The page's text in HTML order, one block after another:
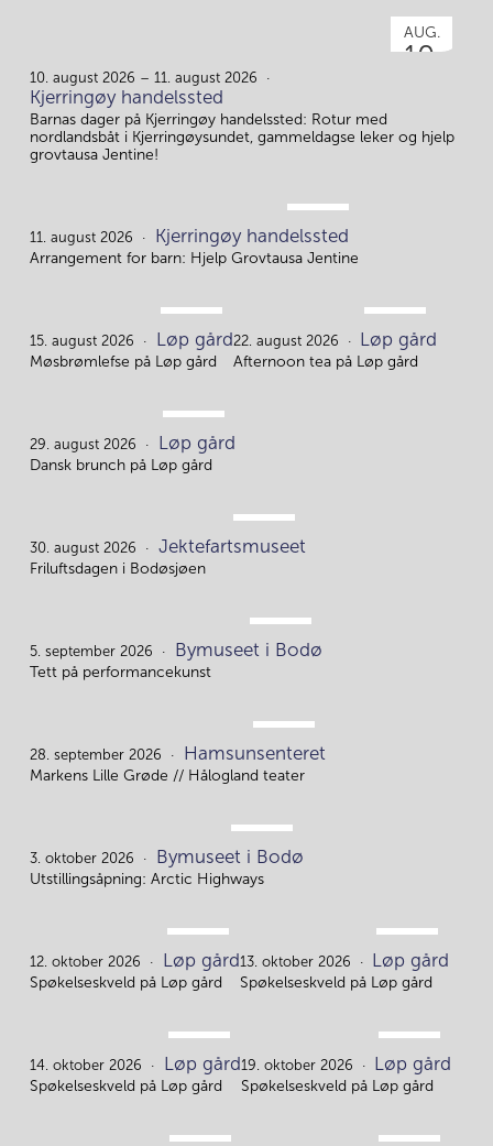
AUG.
10.
10. august 2026 – 11. august 2026
Kjerringøy handelssted
Barnas dager på Kjerringøy handelssted: Rotur med
nordlandsbåt i Kjerringøysundet, gammeldagse leker og hjelp
grovtausa Jentine!
11.
11. august 2026 Kjerringøy handelssted
Arrangement for barn: Hjelp Grovtausa Jentine
15.
15. august 2026 Løp gård
Møsbrømlefse på Løp gård
22.
22. august 2026 Løp gård
Afternoon tea på Løp gård
29.
29. august 2026 Løp gård
Dansk brunch på Løp gård
30.
30. august 2026 Jektefartsmuseet
Friluftsdagen i Bodøsjøen
5.
5. september 2026 Bymuseet i Bodø
Tett på performancekunst
28.
28. september 2026 Hamsunsenteret
Markens Lille Grøde // Hålogland teater
3.
3. oktober 2026 Bymuseet i Bodø
Utstillingsåpning: Arctic Highways
12.
12. oktober 2026 Løp gård
Spøkelseskveld på Løp gård
13.
13. oktober 2026 Løp gård
Spøkelseskveld på Løp gård
14.
14. oktober 2026 Løp gård
Spøkelseskveld på Løp gård
19.
19. oktober 2026 Løp gård
Spøkelseskveld på Løp gård